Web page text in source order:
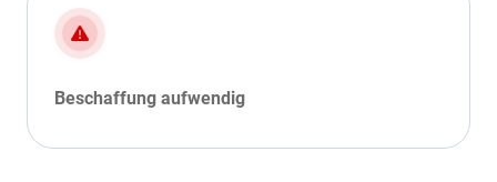
Beschaffung aufwendig